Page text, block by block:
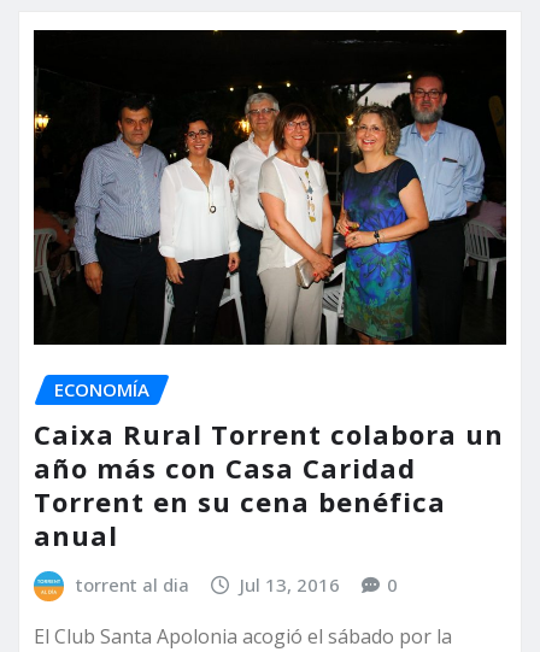
ECONOMÍA
Caixa Rural Torrent colabora un
año más con Casa Caridad
Torrent en su cena benéfica
anual
torrent al dia Jul 13, 2016 0
El Club Santa Apolonia acogió el sábado por la